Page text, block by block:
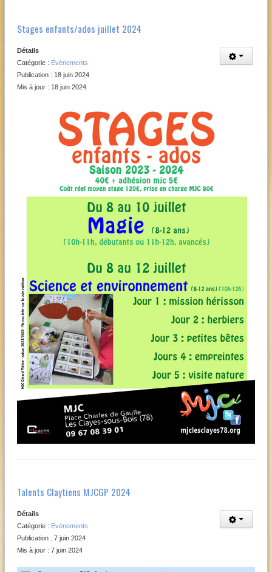
Stages enfants/ados juillet 2024
Détails
Catégorie : Evénements
Publication : 18 juin 2024
Mis à jour : 18 juin 2024
Talents Claytiens MJCGP 2024
Détails
Catégorie : Evénements
Publication : 7 juin 2024
Mis à jour : 7 juin 2024